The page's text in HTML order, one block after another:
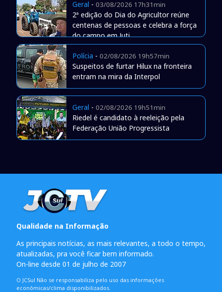
Geral - 03/08/2026 17h31min
2ª edição do Dia do Agricultor reúne
centenas de pessoas e celebra a força
do campo em Juti
Polícia - 02/08/2026 19h57min
Suspeitos de furtar Hilux na fronteira
entram na mira da Interpol
Geral - 02/08/2026 19h51min
Riedel é candidato à reeleição pela
Federação União Progressista
Qualidade na Informação
As principais notícias, as mais relevantes, a todo o tempo,
atualizadas, pra você ficar bem informado.
On-line desde 01 de julho de 2007
O JCSul Não se responsabiliza pelo uso das informações
econômicas/clima disponibilizados.